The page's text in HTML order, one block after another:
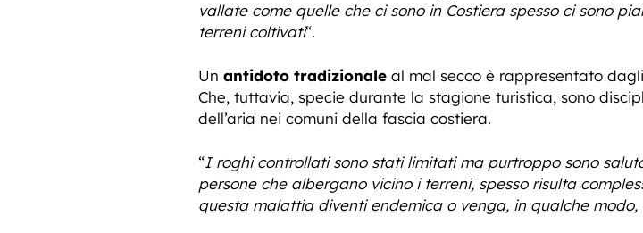
vallate come quelle che ci sono in Costiera spesso ci sono
terreni coltivati“.
Un antidoto tradizionale al mal secco è rappresentato
Che, tuttavia, specie durante la stagione turistica, sono
dell’aria nei comuni della fascia costiera.
“I roghi controllati sono stati limitati ma purtroppo sono
persone che albergano vicino i terreni, spesso risulta
questa malattia diventi endemica o venga, in qualche